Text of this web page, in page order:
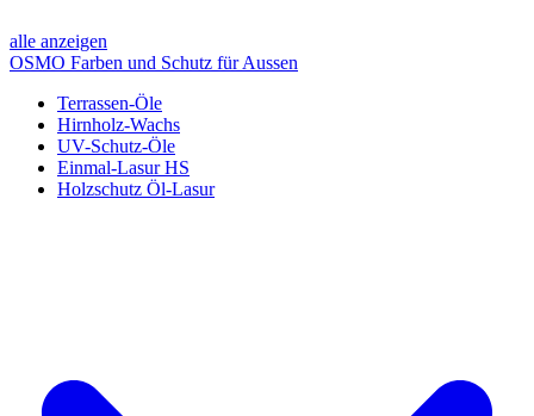
alle anzeigen
OSMO Farben und Schutz für Aussen
Terrassen-Öle
Hirnholz-Wachs
UV-Schutz-Öle
Einmal-Lasur HS
Holzschutz Öl-Lasur